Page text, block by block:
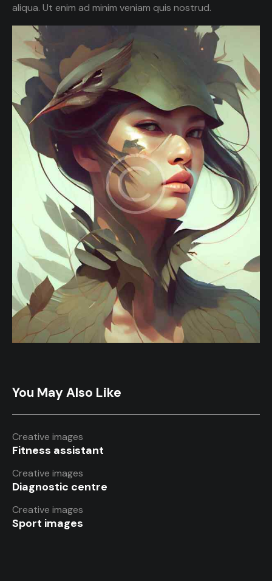
aliqua. Ut enim ad minim veniam quis nostrud.
You May Also Like
Creative images
Fitness assistant
Creative images
Diagnostic centre
Creative images
Sport images